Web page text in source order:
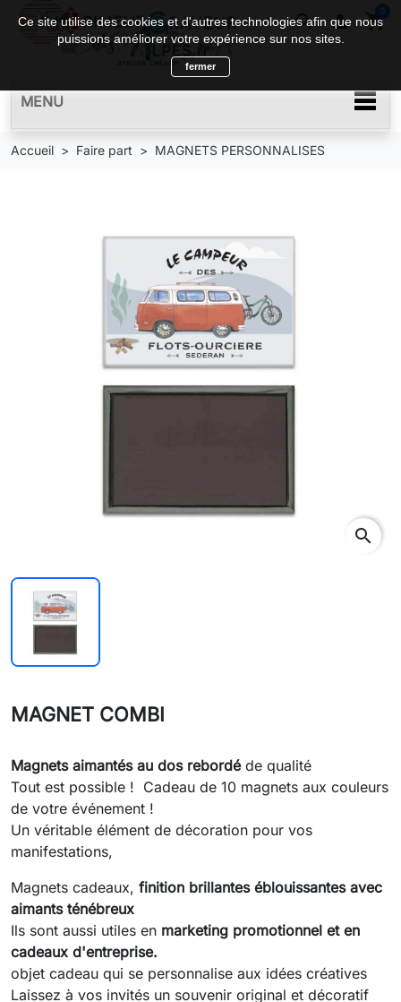
search  shopping_cart
0
MENU
Accueil Faire part MAGNETS PERSONNALISES
search
MAGNET COMBI
Magnets aimantés au dos rebordéde qualité
Tout est possible ! Cadeau de 10 magnets aux couleurs
de votre événement !
Un véritable élément de décoration pour vos
manifestations,
Magnets cadeaux, finition brillantes éblouissantes avec
aimants ténébreux
Ils sont aussi utiles en marketing promotionnel et en
cadeaux d'entreprise.
objet cadeau qui se personnalise aux idées créatives
Laissez à vos invités un souvenir original et décoratif
Ce site utilise des cookies et d'autres technologies afin que nous
puissions améliorer votre expérience sur nos sites.
fermer